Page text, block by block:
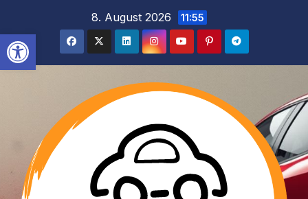
Werkzeugleiste öffnen
springen
8. August 2026 11:55